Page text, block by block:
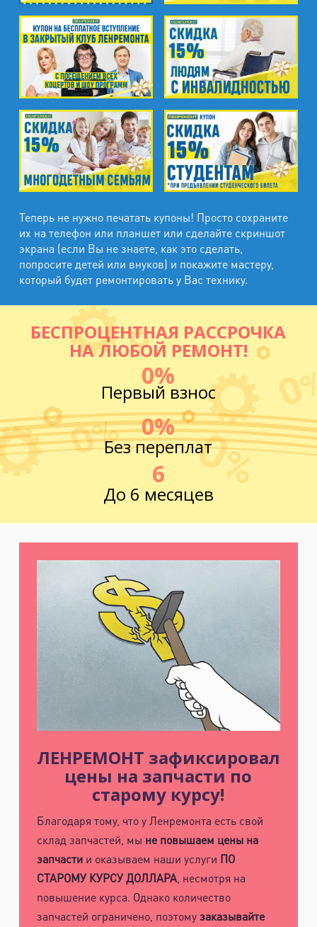
м. Электросила
ул. Решетникова, д.3
Теперь не нужно печатать купоны! Просто сохраните
их на телефон или планшет или сделайте скриншот
экрана (если Вы не знаете, как это сделать,
попросите детей или внуков) и покажите мастеру,
который будет ремонтировать у Вас технику.
БЕСПРОЦЕНТНАЯ РАССРОЧКА
НА ЛЮБОЙ РЕМОНТ!
0%
Первый взнос
0%
Без переплат
6
До 6 месяцев
ЛЕНРЕМОНТ зафиксировал
цены на запчасти по
старому курсу!
Благодаря тому, что у Ленремонта есть свой
склад запчастей, мы не повышаем цены на
запчастии оказываем наши услуги ПО
СТАРОМУ КУРСУ ДОЛЛАРА, несмотря на
повышение курса. Однако количество
запчастей ограничено, поэтомузаказывайте